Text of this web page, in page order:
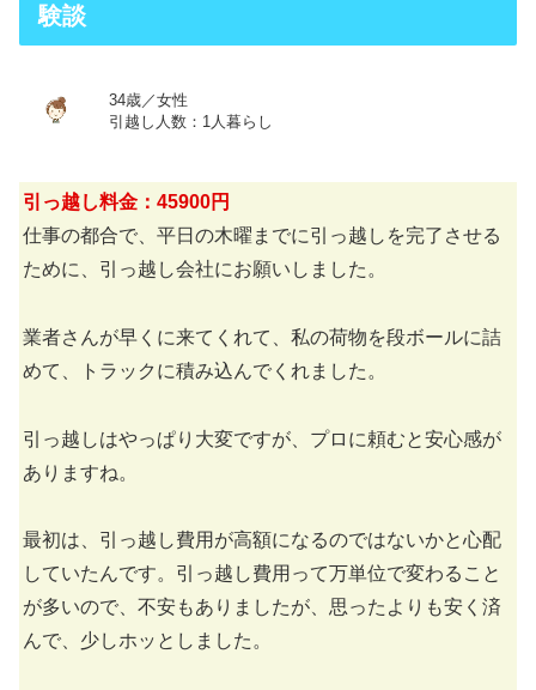
験談
34歳／女性
引越し人数：1人暮らし
引っ越し料金：45900円
仕事の都合で、平日の木曜までに引っ越しを完了させる
ために、引っ越し会社にお願いしました。
業者さんが早くに来てくれて、私の荷物を段ボールに詰
めて、トラックに積み込んでくれました。
引っ越しはやっぱり大変ですが、プロに頼むと安心感が
ありますね。
最初は、引っ越し費用が高額になるのではないかと心配
していたんです。引っ越し費用って万単位で変わること
が多いので、不安もありましたが、思ったよりも安く済
んで、少しホッとしました。